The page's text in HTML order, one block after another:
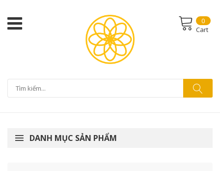
0
Cart
DANH MỤC SẢN PHẨM